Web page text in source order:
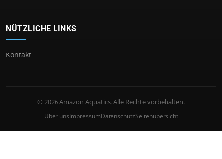
NÜTZLICHE LINKS
Kontakt
© 2026 Amazon Aquatics. Alle Rechte vorbehalten.
Über unsImpressumDatenschutzSeitenübersicht